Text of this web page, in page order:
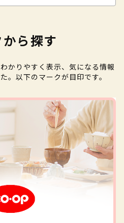
ら探す
かりやすく表示、気になる情報
。以下のマークが目印です。